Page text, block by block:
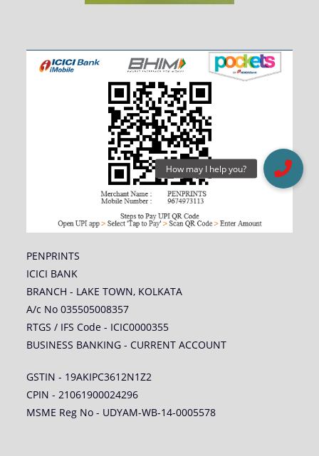
PENPRINTS
ICICI BANK
BRANCH - LAKE TOWN, KOLKATA
A/c No 035505008357
RTGS / IFS Code - ICIC0000355
BUSINESS BANKING - CURRENT ACCOUNT
GSTIN - 19AKIPC3612N1Z2
CPIN - 21061900024296
MSME Reg No - UDYAM-WB-14-0005578